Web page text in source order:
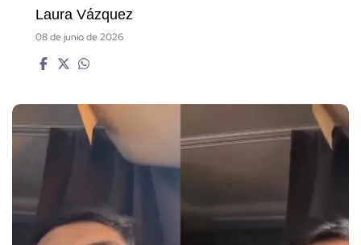
Laura Vázquez
08 de junio de 2026